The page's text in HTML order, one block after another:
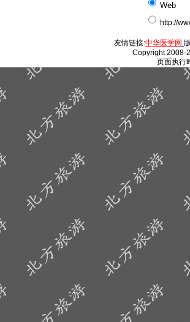
Web
http://
友情链接:中华医学网
Copyright 2008-
页面执行